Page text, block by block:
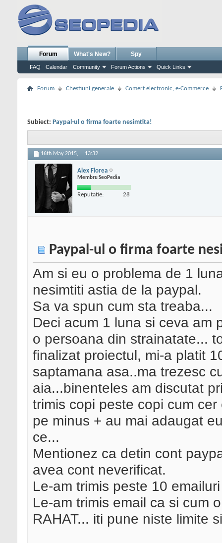
Forum
FAQ Calendar Community Forum Actions Quick Links
What's New? Spy
Forum Chestiuni generale Comert electronic, e-Commerce
Subiect: Paypal-ul o firma foarte nesimtita!
16th May 2015, 13:32
Alex Florea
Membru SeoPedia
Reputatie: 28
Paypal-ul o firma foarte
Am si eu o problema de 1
nesimtiti astia de la paypal.
Sa va spun cum sta treaba...
Deci acum 1 luna si ceva am
o persoana din strainatate...
finalizat proiectul, mi-a platit
saptamana asa..ma trezesc
aia...binenteles am discutat
trimis copi peste copi cum
pe minus + au mai adaugat
ce...
Mentionez ca detin cont
avea cont neverificat.
Le-am trimis peste 10
Le-am trimis email ca si cum
RAHAT... iti pune niste limite